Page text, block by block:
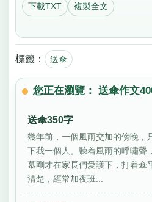
下載TXT 複製全文
標籤： 送傘
您正在瀏覽： 送傘作文
送傘350字
幾年前，一個風雨交加的傍晚，
下我一個人。聽着風雨的呼嘯聲
慕剛才在家長們愛護下，打着傘
清楚，經常加夜班...